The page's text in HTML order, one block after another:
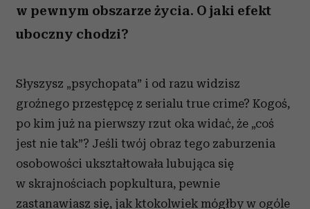
w pewnym obszarze życia. O jaki efekt
uboczny chodzi?
Słyszysz „psychopata” i od razu widzisz
groźnego przestępcę z serialu true crime? Kogoś,
po kim już na pierwszy rzut oka widać, że „coś
jest nie tak”? Jeśli twój obraz tego zaburzenia
osobowości ukształtowała lubująca się
w skrajnościach popkultura, pewnie
zastanawiasz się, jak ktokolwiek mógłby w ogóle